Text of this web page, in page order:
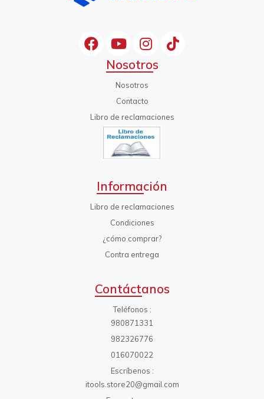
Nosotros
Nosotros
Contacto
Libro de reclamaciones
Información
Libro de reclamaciones
Condiciones
¿cómo comprar?
Contra entrega
Contáctanos
Teléfonos
980871331
982326776
016070022
Escríbenos
itools.store20@gmail.com